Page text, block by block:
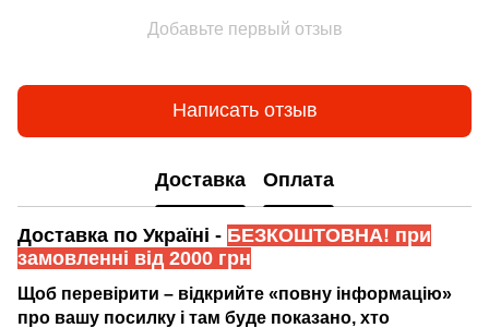
Добавьте первый отзыв
Написать отзыв
Доставка Оплата
Доставка по Україні - БЕЗКОШТОВНА! при
замовленні від 2000 грн
Щоб перевірити – відкрийте «повну інформацію»
про вашу посилку і там буде показано, хто